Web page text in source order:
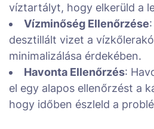
víztartályt, hogy elkerüld a
Vízminőség Ellenőrzése
desztillált vizet a
minimalizálása érdekében.
Havonta Ellenőrzés:
el egy alapos ellenőrzést a
hogy időben észleld a